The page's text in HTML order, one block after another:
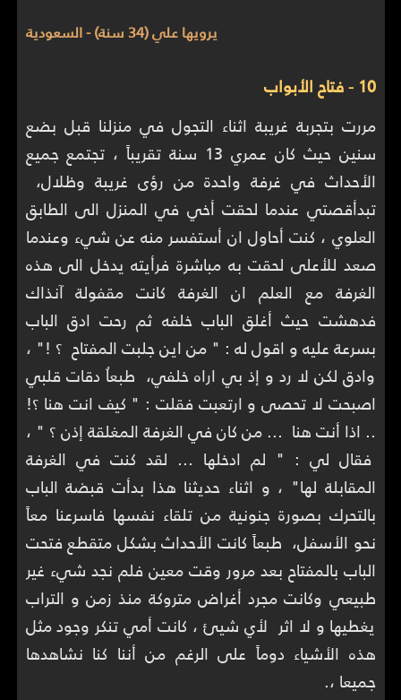
يرويها علي (34 سنة) - السعودية
10 - فتاح الأبواب
مررت بتجربة غريبة اثناء التجول في منزلنا قبل بضع
سنين حيث كان عمري 13 سنة تقريباً ، تجتمع جميع
الأحداث في غرفة واحدة من رؤى غريبة وظلال،
تبدأقصتي عندما لحقت أخي في المنزل الى الطابق
العلوي ، كنت أحاول ان أستفسر منه عن شيء وعندما
صعد للأعلى لحقت به مباشرة فرأيته يدخل الى هذه
الغرفة مع العلم ان الغرفة كانت مقفولة آنذاك
فدهشت حيث أغلق الباب خلفه ثم رحت ادق الباب
بسرعة عليه و اقول له : " من اين جلبت المفتاح ؟ !" ،
وادق لكن لا رد و إذ بي اراه خلفي، طبعاُ دقات قلبي
اصبحت لا تحصى و ارتعبت فقلت : " كيف انت هنا ؟!
.. اذا أنت هنا ... من كان في الغرفة المغلقة إذن ؟ " ،
فقال لي : " لم ادخلها ... لقد كنت في الغرفة
المقابلة لها" ، و اثناء حديثنا هذا بدأت قبضة الباب
بالتحرك بصورة جنونية من تلقاء نفسها فاسرعنا معاً
نحو الأسفل، طبعاً كانت الأحداث بشكل متقطع فتحت
الباب بالمفتاح بعد مرور وقت معين فلم نجد شيء غير
طبيعي وكانت مجرد أغراض متروكة منذ زمن و التراب
يغطيها و لا اثر لأي شيئ ، كانت أمي تنكر وجود مثل
هذه الأشياء دوماً على الرغم من أننا كنا نشاهدها
جميعا ،.